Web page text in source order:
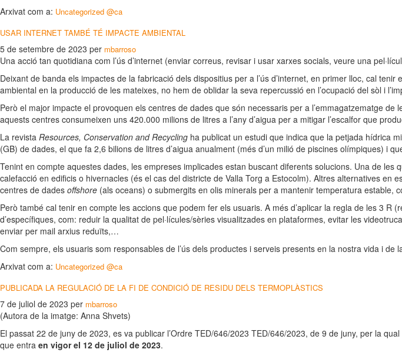
Arxivat com a: Uncategorized @ca
USAR INTERNET TAMBÉ TÉ IMPACTE AMBIENTAL
5 de setembre de 2023 per mbarroso
Una acció tan quotidiana com l’ús d’internet (enviar correus, revisar i usar xarxes socials, veure una
Deixant de banda els impactes de la fabricació dels dispositius per a l’ús d’internet, en primer lloc, cal
ambiental en la producció de les mateixes, no hem de oblidar la seva repercussió en l’ocupació del sòl i
Però el major impacte el provoquen els centres de dades que són necessaris per a l’emmagatzematge
aquests centres consumeixen uns 420.000 milions de litres a l’any d’aigua per a mitigar l’escalfor que
La revista Resources, Conservation and Recycling ha publicat un estudi que indica que la petjada hídrica
(GB) de dades, el que fa 2,6 bilions de litres d’aigua anualment (més d’un milió de piscines olímpiques) i
Tenint en compte aquestes dades, les empreses implicades estan buscant diferents solucions. Una de
calefacció en edificis o hivernacles (és el cas del districte de Valla Torg a Estocolm). Altres alternatives
centres de dades offshore (als oceans) o submergits en olis minerals per a mantenir temperatura estable,
Però també cal tenir en compte les accions que podem fer els usuaris. A més d’aplicar la regla de les 3
d’específiques, com: reduir la qualitat de pel·lícules/sèries visualitzades en plataformes, evitar les
enviar per mail arxius reduïts,…
Com sempre, els usuaris som responsables de l’ús dels productes i serveis presents en la nostra vida i de
Arxivat com a: Uncategorized @ca
PUBLICADA LA REGULACIÓ DE LA FI DE CONDICIÓ DE RESIDU DELS TERMOPLÀSTICS
7 de juliol de 2023 per mbarroso
(Autora de la imatge: Anna Shvets)
El passat 22 de juny de 2023, es va publicar l’Ordre TED/646/2023 TED/646/2023, de 9 de juny, per la qual
que entra en vigor el 12 de juliol de 2023.